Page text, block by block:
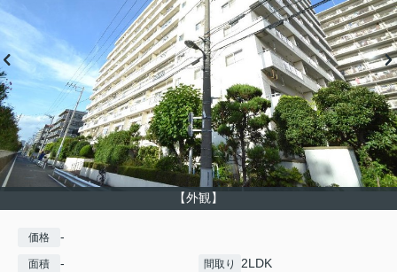
【外観】
価格 -
面積 - 間取り 2LDK